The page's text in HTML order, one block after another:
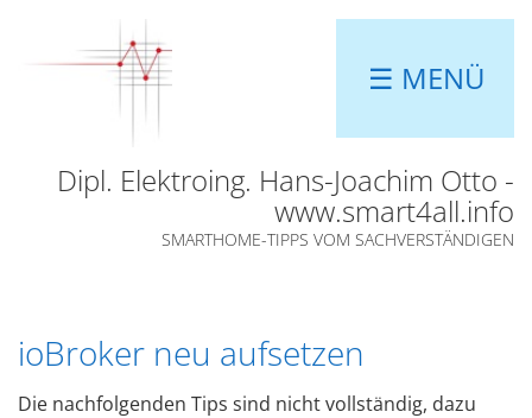
☰ MENÜ
Dipl. Elektroing. Hans-Joachim Otto -
www.smart4all.info
SMARTHOME-TIPPS VOM SACHVERSTÄNDIGEN
ioBroker neu aufsetzen
Die nachfolgenden Tips sind nicht vollständig, dazu